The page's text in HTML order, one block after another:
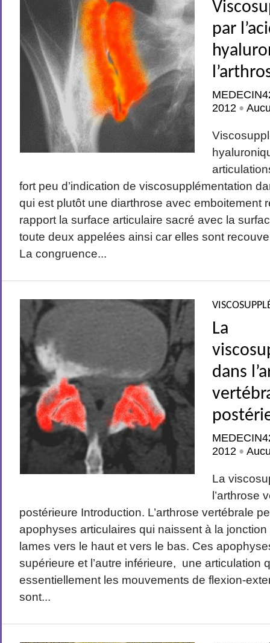
par
2012 •
fort peu d’indication de viscosupplémentation
qui est plutôt une diarthrose avec emboitement
rapport la surface articulaire sacré avec la
toute deux appelées ainsi car elles sont
La congruence...
La
dans
2012 •
La
l’arthrose
postérieure Introduction. L’arthrose vertébrale
apophyses articulaires qui naissent à la
lames vers le haut et vers le bas. Ces
supérieure et l’autre inférieure, une articulation
essentiellement les mouvements de flexion-
sont...